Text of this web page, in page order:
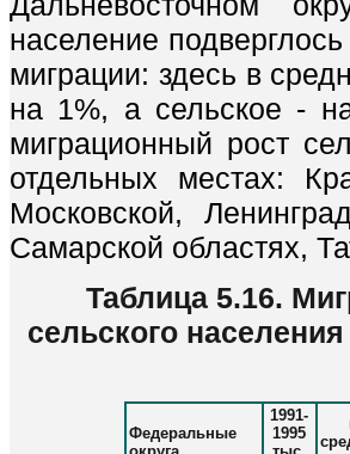
население
миграции: здесь в
на 1%, а сельское -
миграционный рост
отдельных местах:
Московской,
Самарской областях,
Таблица 5.16.
сельского
Федеральные
1991-
1995